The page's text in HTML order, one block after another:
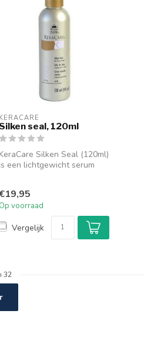
KERACARE
Silken seal, 120ml
KeraCare Silken Seal (120ml)
is een lichtgewicht serum
€19,95
Op voorraad
Vergelijk
32